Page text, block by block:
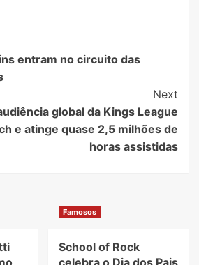
entram no circuito das
Next
global da Kings League
e atinge quase 2,5 milhões de
horas assistidas
Famosos
School of Rock
celebra o Dia dos Pais